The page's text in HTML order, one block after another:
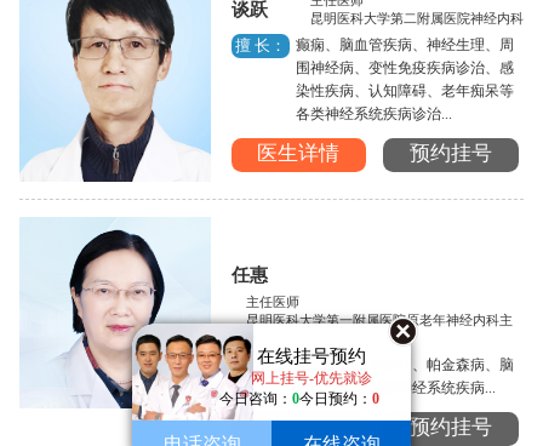
在线挂号预约
网上挂号-优先就诊
今日咨询： 0今日预约： 0
谈跃
昆明医科大学第二附属医院神经内科
擅 长：
癫痫、脑血管疾病、神经生理、周
围神经病、变性免疫疾病诊治、感
染性疾病、认知障碍、老年痴呆等
各类神经系统疾病诊治...
医生详情 预约挂号
任惠
主任医师
昆明医科大学第一附属医院原老年神经内科主
任
擅 长： 癫痫的诊断与治疗、帕金森病、脑
血管病以及各类神经系统疾病...
医生详情 预约挂号